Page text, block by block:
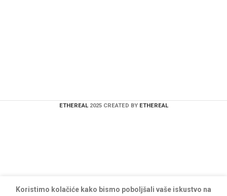
ETHEREAL 2025 CREATED BY ETHEREAL
Koristimo kolačiće kako bismo poboljšali vaše iskustvo na